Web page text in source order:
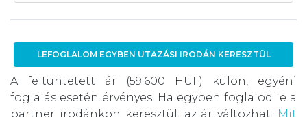
LEFOGLALOM EGYBEN UTAZÁSI IRODÁN KERESZTÜL
A feltüntetett ár (59.600 HUF) külön, egyéni
foglalás esetén érvényes. Ha egyben foglalod le a
partner irodánkon keresztül, az ár változhat.
Mit